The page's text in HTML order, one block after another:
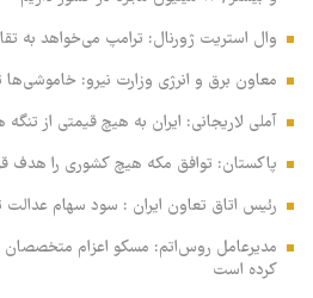
وال‌ استریت ژورنال: ترامپ می‌خواهد به
معاون برق و انرژی وزارت نیرو: خاموشی‌ها تا ۲ هفته آینده به حداقل
آملی‌ لاریجانی: ایران به هیچ قیمتی از
پاکستان: توافق مکه هیچ کشوری را هدف
رئیس اتاق تعاون ایران : سود سهام
مدیرعامل روس‌اتم: مسکو اعزام متخصصان
کرده‌ است